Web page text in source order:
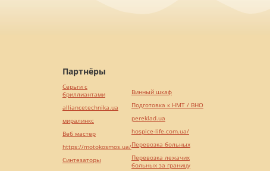
Партнёры
Серьги с
бриллиантами
alliancetechnika.ua
миралинкс
Веб мастер
https://motokosmos.ua/
Синтезаторы
Винный шкаф
Подготовка к НМТ / ВНО
pereklad.ua
hospice-life.com.ua/
Перевозка больных
Перевозка лежачих
больных за границу